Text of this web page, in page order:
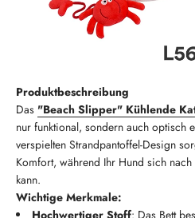
Produktbeschreibung
Das "Beach Slipper" Kühlende
nur funktional, sondern auch optisch
verspielten Strandpantoffel-Design
Komfort, während Ihr Hund sich
kann.
Wichtige Merkmale: